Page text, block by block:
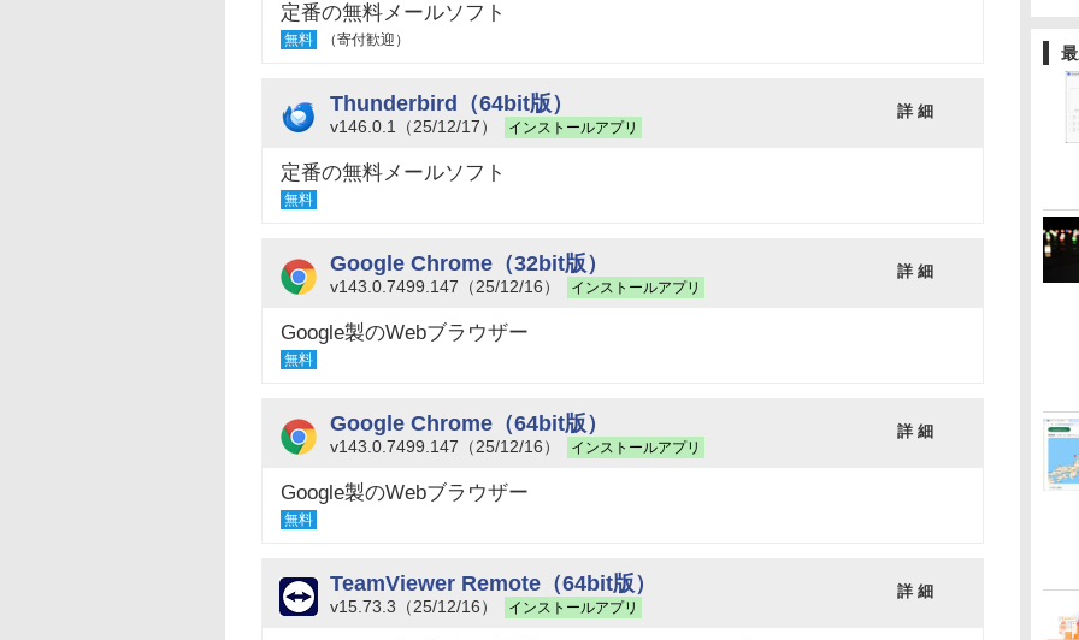
定番の無料メールソフト
無料 （寄付歓迎）
Thunderbird（64bit版）
v146.0.1（25/12/17） インストールアプリ
詳 細
定番の無料メールソフト
無料
Google Chrome（32bit版）
v143.0.7499.147（25/12/16） インストールアプリ
詳 細
Google製のWebブラウザー
無料
Google Chrome（64bit版）
v143.0.7499.147（25/12/16） インストールアプリ
詳 細
Google製のWebブラウザー
無料
TeamViewer Remote（64bit版）
v15.73.3（25/12/16） インストールアプリ
詳 細